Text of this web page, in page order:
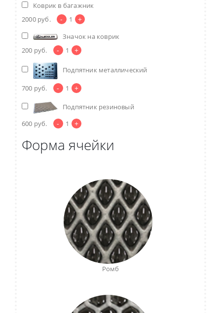
Коврик в багажник
2000 руб. - 1 +
Значок на коврик
200 руб. - 1 +
Подпятник металлический
700 руб. - 1 +
Подпятник резиновый
600 руб. - 1 +
Форма ячейки
Ромб